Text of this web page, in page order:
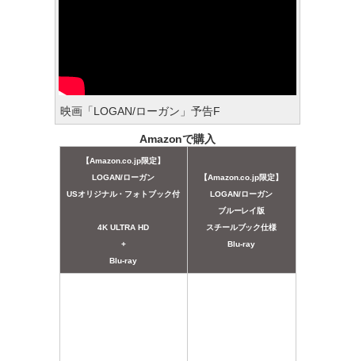
映画「LOGAN/ローガン」予告F
Amazonで購入
【Amazon.co.jp限定】
LOGAN/ローガン
USオリジナル・フォトブック付
4K ULTRA HD
+
Blu-ray
【Amazon.co.jp限定】
LOGAN/ローガン
ブルーレイ版
スチールブック仕様
Blu-ray